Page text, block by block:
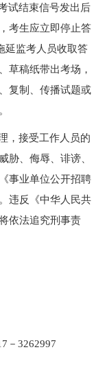
试结束信号发出后
考生应立即停止答
延监考人员收取答
草稿纸带出考场，
复制、传播试题或
，接受工作人员的
胁、侮辱、诽谤、
事业单位公开招聘
违反《中华人民共
依法追究刑事责
3262997